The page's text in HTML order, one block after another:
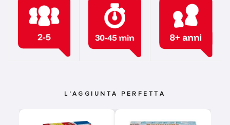
L'AGGIUNTA PERFETTA